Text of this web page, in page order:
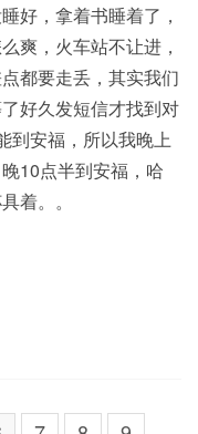
好，拿着书睡着了，
爽，火车站不让进，
都要走丢，其实我们
好久发短信才找到对
到安福，所以我晚上
10点半到安福，哈
着。。